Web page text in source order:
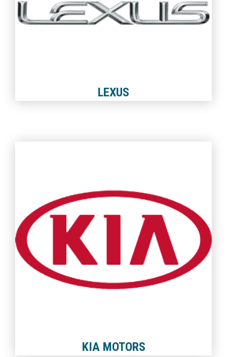
LEXUS
KIA MOTORS